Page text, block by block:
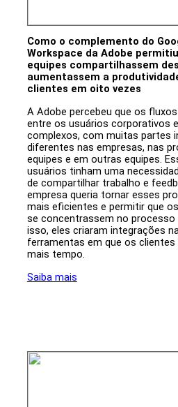
Como o complemento do
Workspace da Adobe
equipes compartilhassem
aumentassem a
clientes em oito vezes
A Adobe percebeu que os
entre os usuários corporativos
complexos, com muitas partes
diferentes nas empresas, nas
equipes e em outras equipes.
usuários tinham uma
de compartilhar trabalho e
empresa queria tornar esses
mais eficientes e permitir que
se concentrassem no processo
isso, eles criaram integrações
ferramentas em que os clientes
mais tempo.
Saiba mais